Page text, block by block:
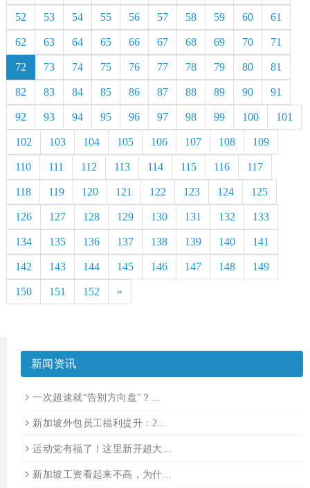
52 53 54 55 56 57 58 59 60 61
62 63 64 65 66 67 68 69 70 71
72 73 74 75 76 77 78 79 80 81
82 83 84 85 86 87 88 89 90 91
92 93 94 95 96 97 98 99 100 101
102 103 104 105 106 107 108 109
110 111 112 113 114 115 116 117
118 119 120 121 122 123 124 125
126 127 128 129 130 131 132 133
134 135 136 137 138 139 140 141
142 143 144 145 146 147 148 149
150 151 152 »
新闻资讯
一次超速就“告别方向盘”？...
新加坡外包员工福利提升：2...
运动党有福了！这里新开超大...
新加坡工资看起来不高，为什...